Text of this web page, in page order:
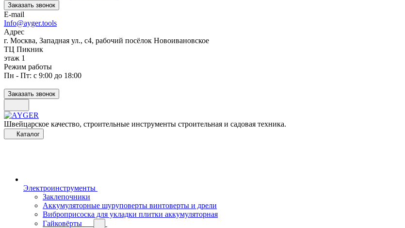
Заказать звонок
E-mail
Info@ayger.tools
Адрес
г. Москва, Западная ул., с4, рабочий посёлок Новоивановское
ТЦ Пикник
этаж 1
Режим работы
Пн - Пт: с 9:00 до 18:00
Заказать звонок
Швейцарское качество, строительные инструменты строительная и садовая техника.
Каталог
Электроинструменты
Заклепочники
Аккумуляторные шуруповерты винтоверты и дрели
Виброприсоска для укладки плитки аккумуляторная
Гайковёрты